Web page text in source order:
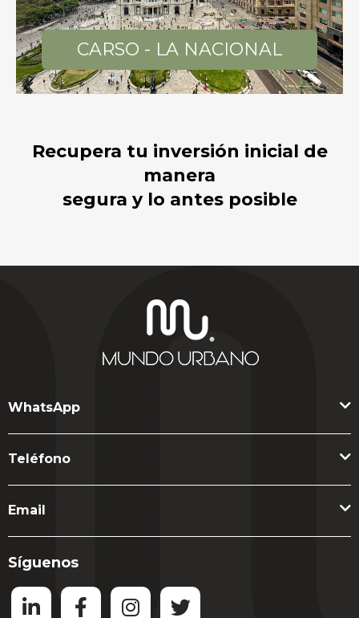
CARSO - LA NACIONAL
Recupera tu inversión inicial de
manera
segura y lo antes posible
WhatsApp
Teléfono
Email
Síguenos